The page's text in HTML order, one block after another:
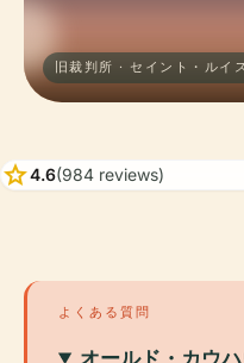
旧裁判所 · セイント・ルイ
star4.6(984 reviews)
よくある質問
オールド・カウ